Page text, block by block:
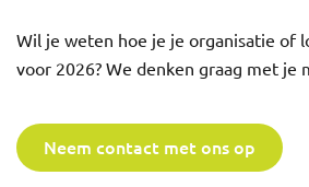
Wil je weten hoe je je organisatie of
voor 2026? We denken graag met je
Neem contact met ons op